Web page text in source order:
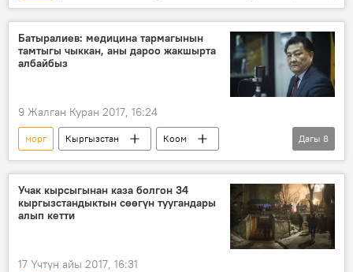
Окуялар
Сокулук
поезд
маркум
Батыралиев: медицина тармагынын
тамтыгы чыккан, аны дароо жакшырта
албайбыз
9 Жалган Куран 2017, 16:24
морг Кыргызстан
Коом
Жаңылыктар
Ой-пикир
Талантбек Батыралиев
КР Саламаттык сактоо министрлиги
Дагы 8
Учак кырсыгынан каза болгон 34
кыргызстандыктын сөөгүн туугандары
алып кетти
17 Үчтүн айы 2017, 16:31